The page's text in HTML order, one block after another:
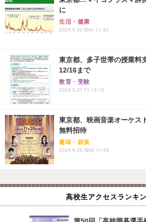
に
生活・健康
2024.9.30 Mon 11:45
東京都、多子世帯の授業料
12/16まで
教育・受験
2024.9.27 Fri 13:15
東京都、映画音楽オーケ
無料招待
趣味・娯楽
2024.9.25 Wed 11:45
高校生アクセスランキ
第50回「高校囲碁選